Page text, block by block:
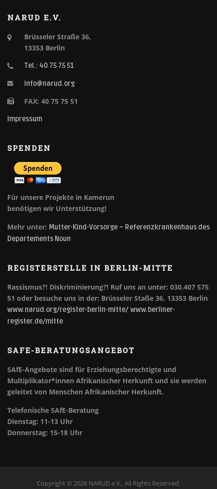
NARUD E.V.
Brüsseler Straße 36,
13353 Berlin
Tel.: 40 75 75 51
info@narud.org
FAX: 40 75 75 51
Impressum
SPENDEN
Für unsere Projekte in Kamerun
benötigen wir Unterstützung!
Mehr unter: Mutter-Kind-Vorsorge – Referenzkrankenhaus des
Departements Noun
REGISTERSTELLE IN BERLIN-MITTE
Rassismus?! Diskriminierung?! Ruf uns an unter: 030.407 575
51 oder besuche uns in der: Brüsseler Staße 36, 13353 Berlin
www.narud.org/register-berlin-mitte/ www.berliner-
register.de/mitte
SAFE-BERATUNGSANGEBOT
SAfE-Angebote sind für Erziehungsberechtigte und
Multiplikator*innen Afrikanischer Herkunft und sie werden
geleitet von Menschen Afrikanischer Herkunft.
Telefonische SAfE-Beratung
Dienstag: 11-13 Uhr
Donnerstag: 15-18 Uhr
Copyright © 2026 NARUD e.V.. All Rights Reserved.